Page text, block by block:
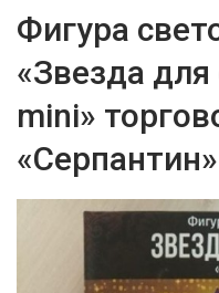
Фигура
«Звезда
mini»
«Серпантин»